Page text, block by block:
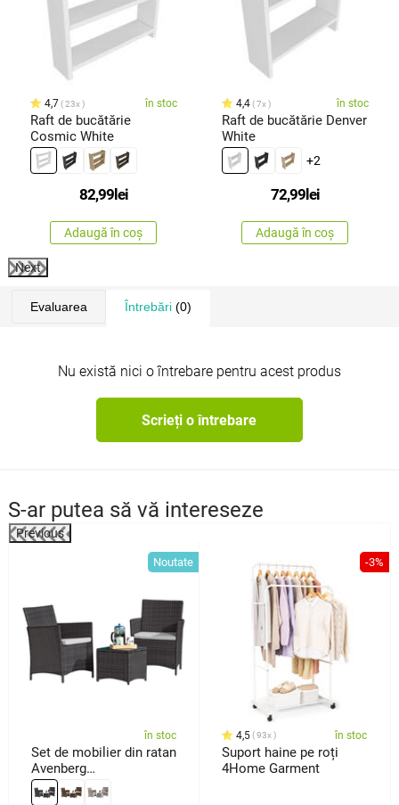
4,7 23x în stoc
Raft de bucătărie
Cosmic White
82,99lei
Adaugă în coș
4,4 7x în stoc
Raft de bucătărie Denver
White
+2
72,99lei
Adaugă în coș
Next
Evaluarea Întrebări(0)
Nu există nici o întrebare pentru acest produs
Scrieți o întrebare
S-ar putea să vă intereseze
Previous
Noutate
în stoc
Set de mobilier din ratan
Avenberg
Veneto,negru/gri
-3%
4,5 93x în stoc
Suport haine pe roți
4Home Garment